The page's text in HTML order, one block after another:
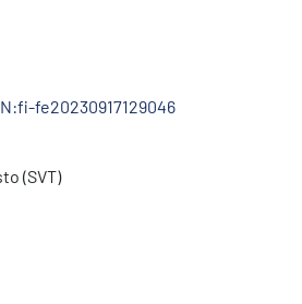
fe20230917129046
(SVT)